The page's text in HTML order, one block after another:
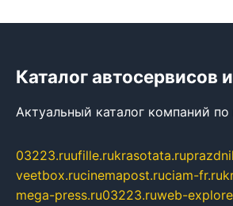
Каталог автосервисов
Актуальный каталог компаний
03223.ruufille.rukrasotata.ru
veetbox.rucinemapost.ruciam-fr.ru
mega-press.ru03223.ruweb-